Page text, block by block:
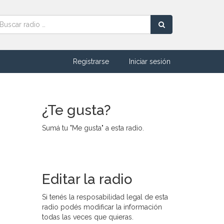
Registrarse Iniciar sesión
¿Te gusta?
Sumá tu "Me gusta" a esta radio.
Editar la radio
Si tenés la resposabilidad legal de esta
radio podés modificar la información
todas las veces que quieras.